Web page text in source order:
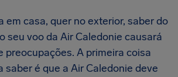
em casa, quer no exterior, saber do
seu voo da Air Caledonie causará
preocupações. A primeira coisa
saber é que a Air Caledonie deve